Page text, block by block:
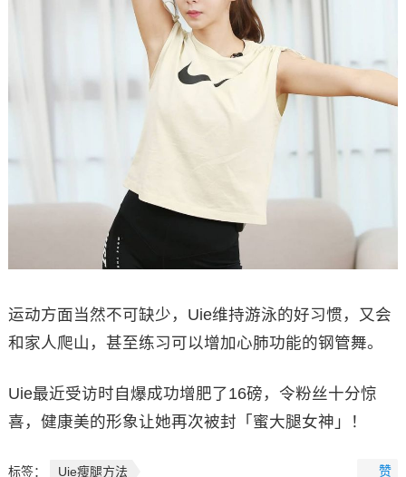
运动方面当然不可缺少，Uie维持游泳的好习惯，又会
和家人爬山，甚至练习可以增加心肺功能的钢管舞。
Uie最近受访时自爆成功增肥了16磅，令粉丝十分惊
喜，健康美的形象让她再次被封「蜜大腿女神」！
标签： Uie瘦腿方法 赞